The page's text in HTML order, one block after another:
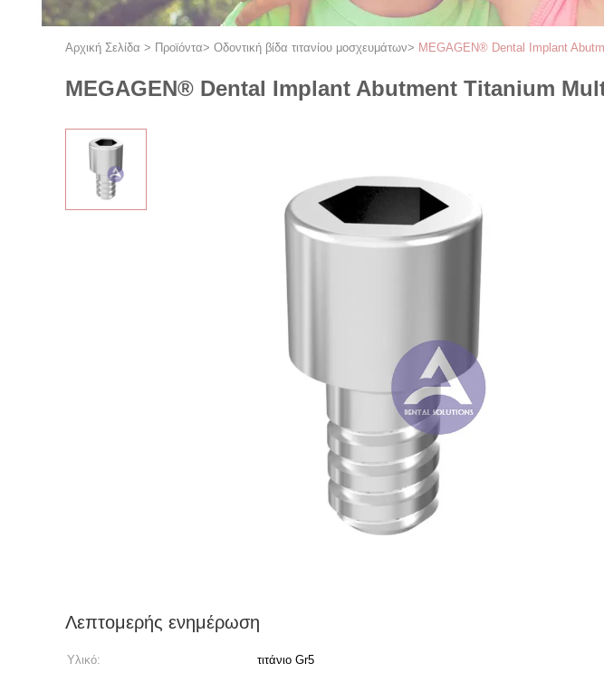
Αρχική Σελίδα > Προϊόντα> Οδοντική βίδα τιτανίου μοσχευμάτων> MEGAGEN® Dental Implant
MEGAGEN® Dental Implant Abutment Titanium
Λεπτομερής ενημέρωση
Υλικό: τιτάνιο Gr5